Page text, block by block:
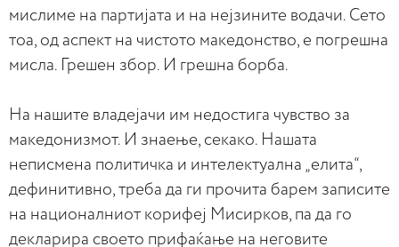
мислиме на партијата и на нејзините водачи. Сето
тоа, од аспект на чистото македонство, е погрешна
мисла. Грешен збор. И грешна борба.
На нашите владејачи им недостига чувство за
македонизмот. И знаење, секако. Нашата
неписмена политичка и интелектуална „елита“,
дефинитивно, треба да ги прочита барем записите
на националниот корифеј Мисирков, па да го
декларира своето прифаќање на неговите